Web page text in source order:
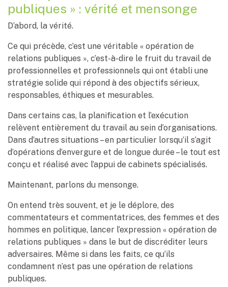
publiques » : vérité et mensonge
D’abord, la vérité.
Ce qui précède, c’est une véritable « opération de
relations publiques », c’est-à-dire le fruit du travail de
professionnelles et professionnels qui ont établi une
stratégie solide qui répond à des objectifs sérieux,
responsables, éthiques et mesurables.
Dans certains cas, la planification et l’exécution
relèvent entièrement du travail au sein d’organisations.
Dans d’autres situations – en particulier lorsqu’il s’agit
d’opérations d’envergure et de longue durée – le tout est
conçu et réalisé avec l’appui de cabinets spécialisés.
Maintenant, parlons du mensonge.
On entend très souvent, et je le déplore, des
commentateurs et commentatrices, des femmes et des
hommes en politique, lancer l’expression « opération de
relations publiques » dans le but de discréditer leurs
adversaires. Même si dans les faits, ce qu’ils
condamnent n’est pas une opération de relations
publiques.